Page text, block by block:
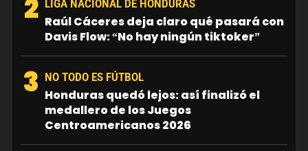
2 LIGA NACIONAL DE HONDURAS
Raúl Cáceres deja claro qué pasará con
Davis Flow: “No hay ningún tiktoker”
3 NO TODO ES FÚTBOL
Honduras quedó lejos: así finalizó el
medallero de los Juegos
Centroamericanos 2026